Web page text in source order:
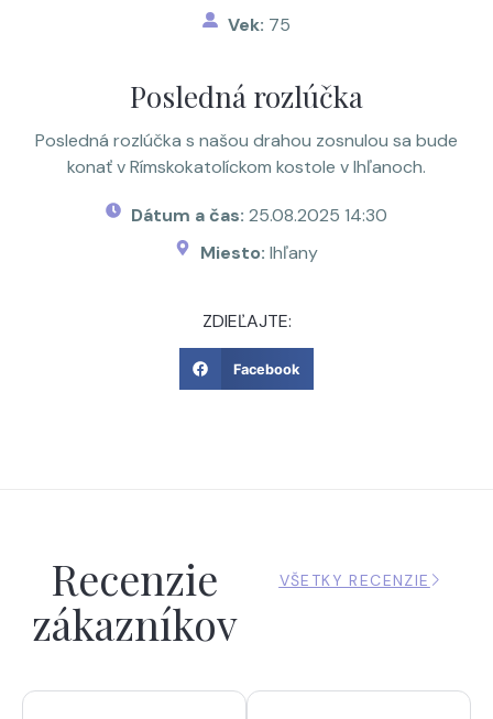
Vek: 75
Posledná rozlúčka
Posledná rozlúčka s našou drahou zosnulou sa bude
konať v Rímskokatolíckom kostole v Ihľanoch.
Dátum a čas: 25.08.2025 14:30
Miesto: Ihľany
ZDIEĽAJTE:
Facebook
Recenzie
zákazníkov
VŠETKY RECENZIE